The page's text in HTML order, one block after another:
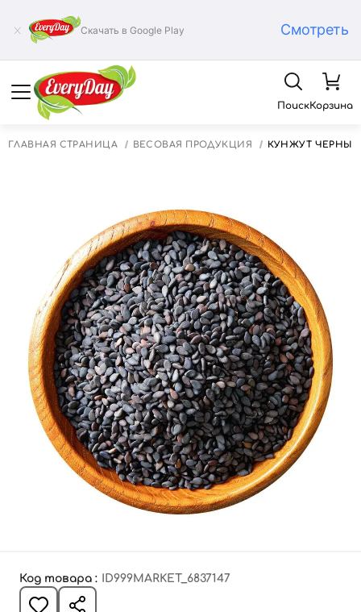
Скачать в Google Play Смотреть
ПоискКорзина
ГЛАВНАЯ СТРАНИЦА ВЕСОВАЯ ПРОДУКЦИЯ КУНЖУТ ЧЁРНЫЙ,
Код товара : ID999MARKET_6837147